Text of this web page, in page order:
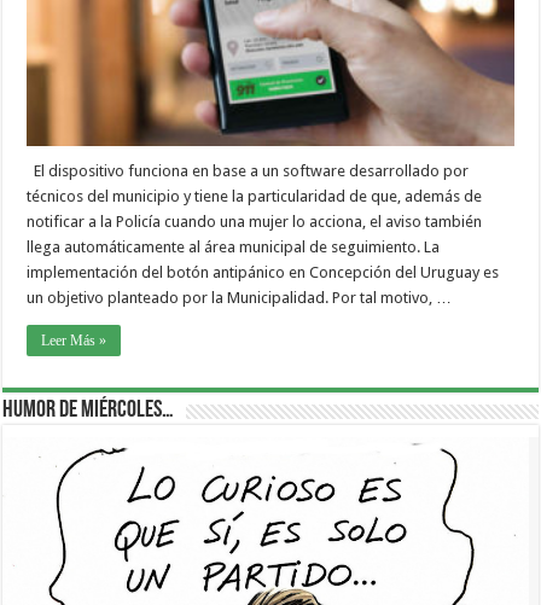
El dispositivo funciona en base a un software desarrollado por
técnicos del municipio y tiene la particularidad de que, además de
notificar a la Policía cuando una mujer lo acciona, el aviso también
llega automáticamente al área municipal de seguimiento. La
implementación del botón antipánico en Concepción del Uruguay es
un objetivo planteado por la Municipalidad. Por tal motivo, …
Leer Más »
Humor de Miércoles…